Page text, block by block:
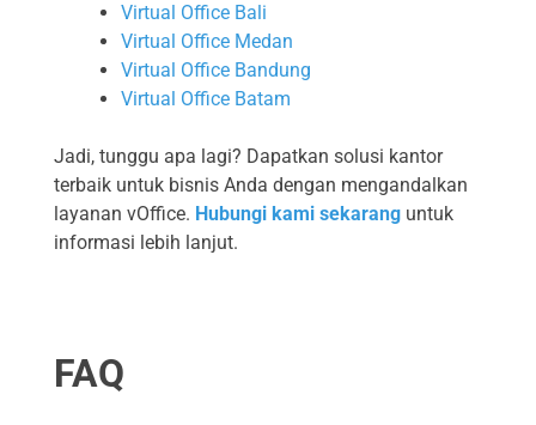
Virtual Office Bali
Virtual Office Medan
Virtual Office Bandung
Virtual Office Batam
Jadi, tunggu apa lagi? Dapatkan solusi kantor
terbaik untuk bisnis Anda dengan mengandalkan
layanan vOffice. Hubungi kami sekarang untuk
informasi lebih lanjut.
FAQ